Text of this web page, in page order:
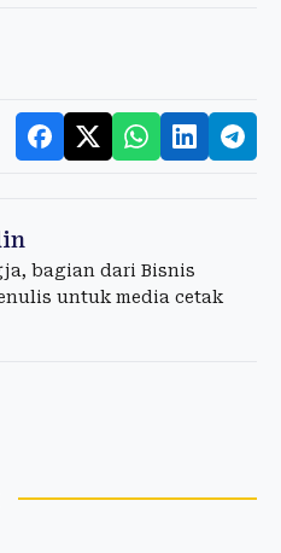
bagian dari Bisnis
untuk media cetak